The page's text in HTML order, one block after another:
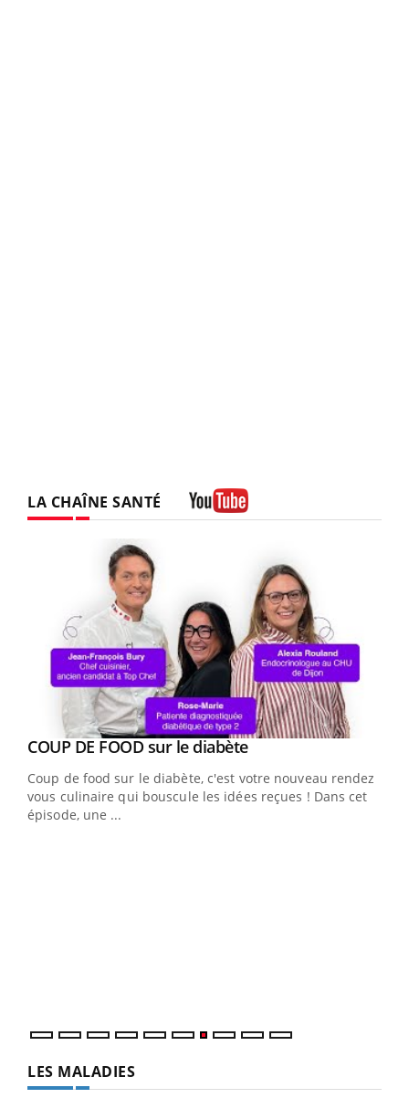
LA CHAÎNE SANTÉ
Youtube
COUP DE FOOD sur le diabèteYoutube
Coup de food sur le diabète, c'est votre nouveau rendez-
vous culinaire qui bouscule les idées reçues ! Dans cet
épisode, une ...
LES MALADIES